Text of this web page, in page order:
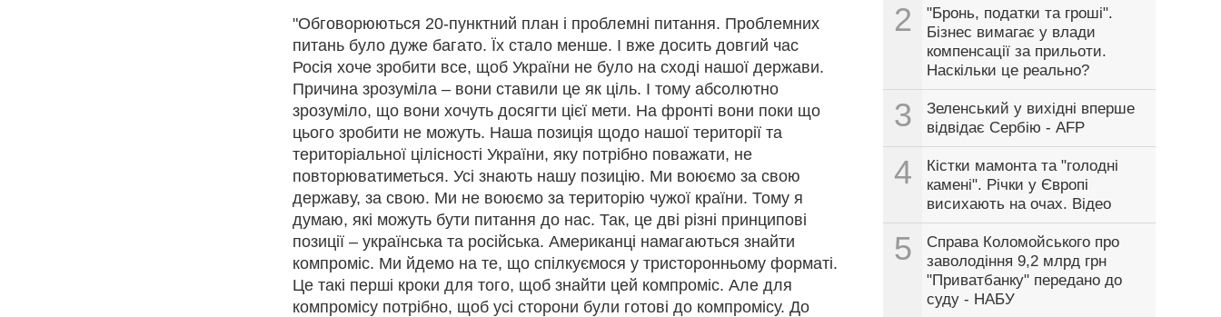
2
"Бронь, податки та гроші".
Бізнес вимагає у влади
компенсації за прильоти.
Наскільки це реально?
3
Зеленський у вихідні вперше
відвідає Сербію - AFP
4
Кістки мамонта та "голодні
камені". Річки у Європі
висихають на очах. Відео
5
Справа Коломойського про
заволодіння 9,2 млрд грн
"Приватбанку" передано до
суду - НАБУ
"Обговорюються 20-пунктний план і проблемні питання. Проблемних
питань було дуже багато. Їх стало менше. І вже досить довгий час
Росія хоче зробити все, щоб України не було на сході нашої держави.
Причина зрозуміла – вони ставили це як ціль. І тому абсолютно
зрозуміло, що вони хочуть досягти цієї мети. На фронті вони поки що
цього зробити не можуть. Наша позиція щодо нашої території та
територіальної цілісності України, яку потрібно поважати, не
повторюватиметься. Усі знають нашу позицію. Ми воюємо за свою
державу, за свою. Ми не воюємо за територію чужої країни. Тому я
думаю, які можуть бути питання до нас. Так, це дві різні принципові
позиції – українська та російська. Американці намагаються знайти
компроміс. Ми йдемо на те, що спілкуємося у тристоронньому форматі.
Це такі перші кроки для того, щоб знайти цей компроміс. Але для
компромісу потрібно, щоб усі сторони були готові до компромісу. До